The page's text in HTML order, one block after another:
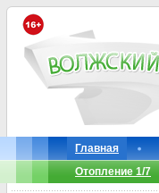
Главная
Отопление 1/7